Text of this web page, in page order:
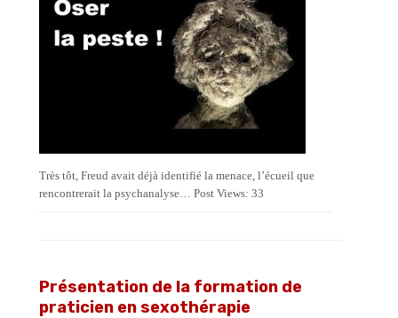
Très tôt, Freud avait déjà identifié la menace, l’écueil que
rencontrerait la psychanalyse… Post Views: 33
Présentation de la formation de
praticien en sexothérapie